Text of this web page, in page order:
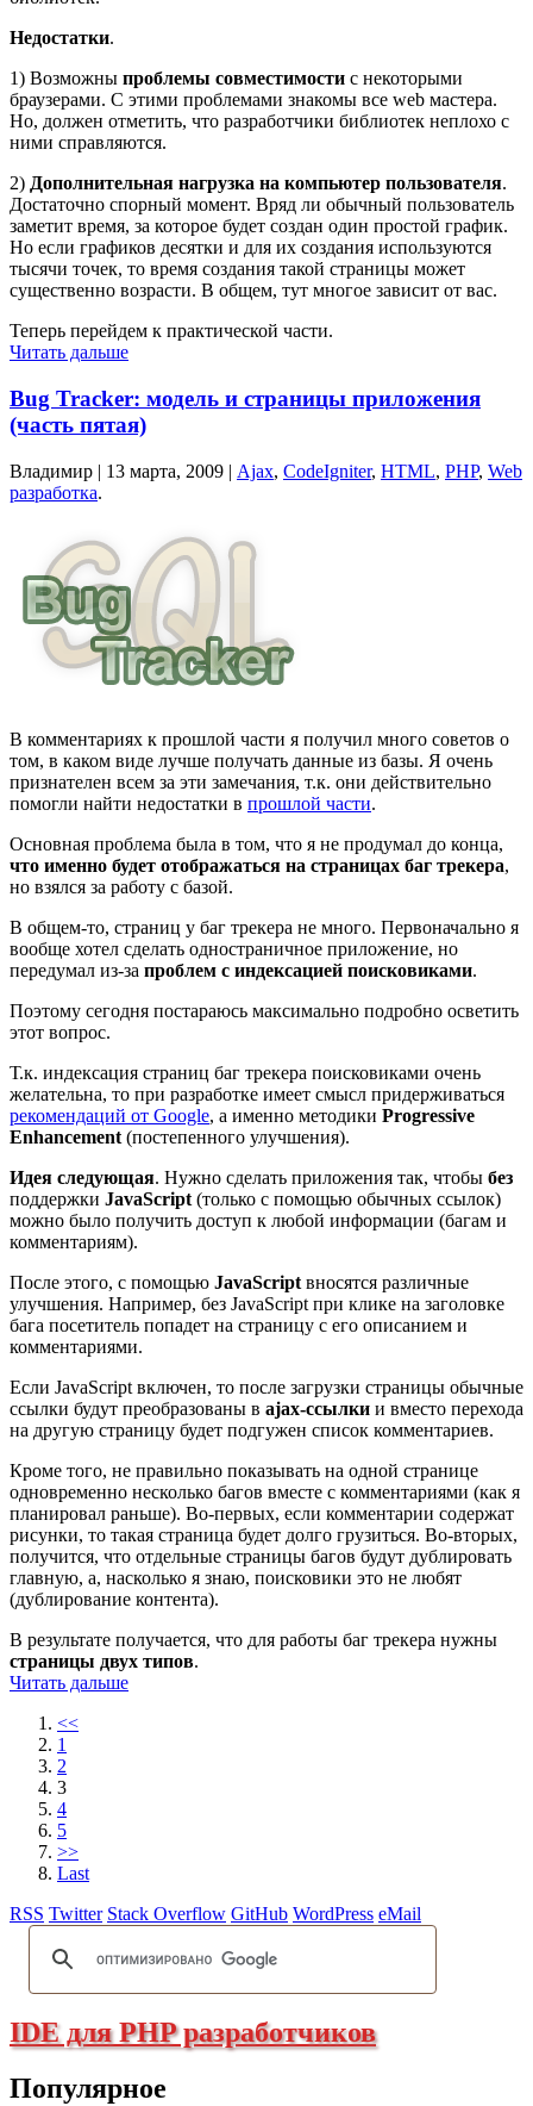
Недостатки.
1) Возможны проблемы совместимости с некоторыми
браузерами. С этими проблемами знакомы все web мастера.
Но, должен отметить, что разработчики библиотек неплохо с
ними справляются.
2) Дополнительная нагрузка на компьютер пользователя.
Достаточно спорный момент. Вряд ли обычный пользователь
заметит время, за которое будет создан один простой график.
Но если графиков десятки и для их создания используются
тысячи точек, то время создания такой страницы может
существенно возрасти. В общем, тут многое зависит от вас.
Теперь перейдем к практической части.
Читать дальше
Bug Tracker: модель и страницы приложения
(часть пятая)
Владимир | 13 марта, 2009 | Ajax, CodeIgniter, HTML, PHP, Web
разработка.
В комментариях к прошлой части я получил много советов о
том, в каком виде лучше получать данные из базы. Я очень
признателен всем за эти замечания, т.к. они действительно
помогли найти недостатки в прошлой части.
Основная проблема была в том, что я не продумал до конца,
что именно будет отображаться на страницах баг трекера,
но взялся за работу с базой.
В общем-то, страниц у баг трекера не много. Первоначально я
вообще хотел сделать одностраничное приложение, но
передумал из-за проблем с индексацией поисковиками.
Поэтому сегодня постараюсь максимально подробно осветить
этот вопрос.
Т.к. индексация страниц баг трекера поисковиками очень
желательна, то при разработке имеет смысл придерживаться
рекомендаций от Google, а именно методики Progressive
Enhancement (постепенного улучшения).
Идея следующая. Нужно сделать приложения так, чтобы без
поддержки JavaScript (только с помощью обычных ссылок)
можно было получить доступ к любой информации (багам и
комментариям).
После этого, с помощью JavaScript вносятся различные
улучшения. Например, без JavaScript при клике на заголовке
бага посетитель попадет на страницу с его описанием и
комментариями.
Если JavaScript включен, то после загрузки страницы обычные
ссылки будут преобразованы в ajax-ссылки и вместо перехода
на другую страницу будет подгужен список комментариев.
Кроме того, не правильно показывать на одной странице
одновременно несколько багов вместе с комментариями (как я
планировал раньше). Во-первых, если комментарии содержат
рисунки, то такая страница будет долго грузиться. Во-вторых,
получится, что отдельные страницы багов будут дублировать
главную, а, насколько я знаю, поисковики это не любят
(дублирование контента).
В результате получается, что для работы баг трекера нужны
страницы двух типов.
Читать дальше
<<
1
2
3
4
5
>>
Last
RSS Twitter Stack Overflow GitHub WordPress eMail
IDE для PHP разработчиков
Популярное